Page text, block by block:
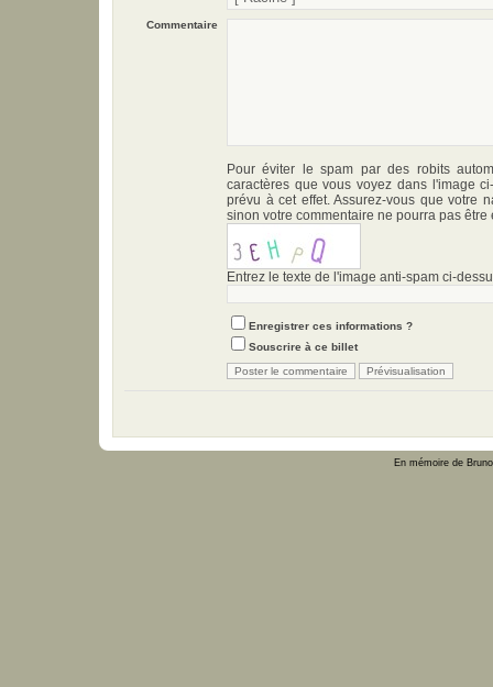
Commentaire
Pour éviter le spam par des robits
caractères que vous voyez dans l'image
prévu à cet effet. Assurez-vous que votre
sinon votre commentaire ne pourra pas être
Entrez le texte de l'image anti-spam ci-
Enregistrer ces informations ?
Souscrire à ce billet
En mémoire de